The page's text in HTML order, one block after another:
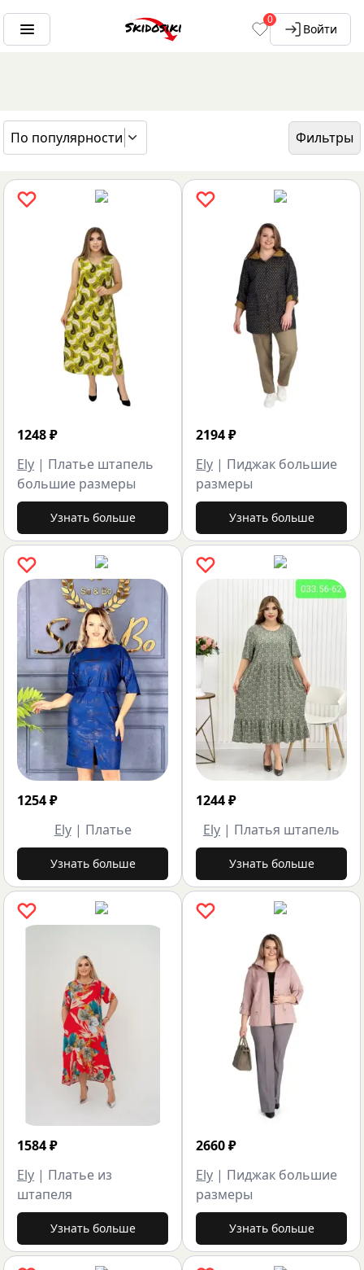
0
Войти
По популярности
Фильтры
ГЛАВНАЯ
БРЕНДЫ
1248₽
Ely | Платье штапель
большие размеры
Узнать больше
1254₽
Ely| Платье
Узнать больше
1584₽
Ely | Платье из
штапеля
Узнать больше
2194₽
Ely | Пиджак большие
размеры
Узнать больше
1244₽
Ely | Платья штапель
Узнать больше
2660₽
Ely | Пиджак большие
размеры
Узнать больше